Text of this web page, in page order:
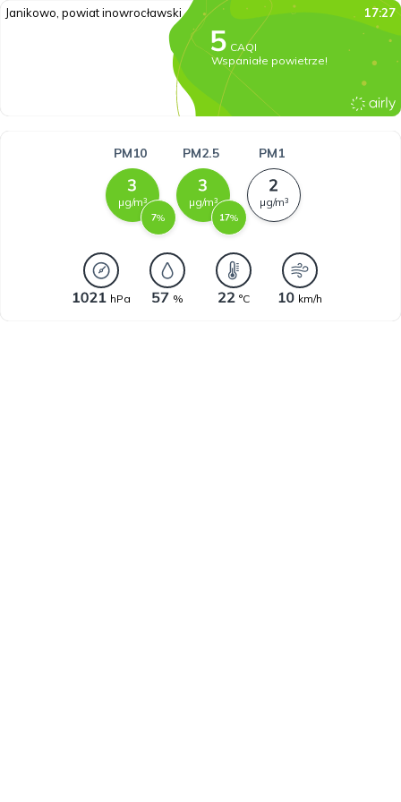
Janikowo, powiat inowrocławski 17:27
CAQI
Wspaniałe powietrze!
PM10
µg/m³
%
PM2.5
µg/m³
%
PM1
µg/m³
hPa % °C km/h